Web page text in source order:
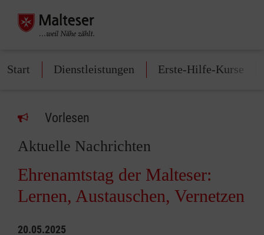
Start Dienstleistungen Erste-Hilfe-Kurse
Vorlesen
Aktuelle Nachrichten
Ehrenamtstag der Malteser:
Lernen, Austauschen, Vernetzen
20.05.2025